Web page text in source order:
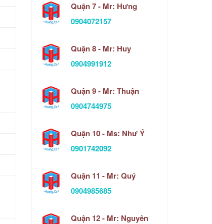
Quận 7 - Mr: Hưng
0904072157
Quận 8 - Mr: Huy
0904991912
Quận 9 - Mr: Thuận
0904744975
Quận 10 - Ms: Như Ý
0901742092
Quận 11 - Mr: Quý
0904985685
Quận 12 - Mr: Nguyên